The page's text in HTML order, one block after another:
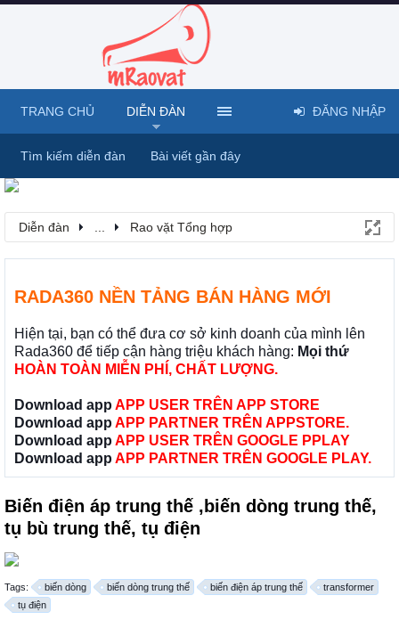
Diễn đàn Rao vặt Tổng hợp
RADA360 NỀN TẢNG BÁN HÀNG MỚI
Hiện tại, bạn có thể đưa cơ sở kinh doanh của mình lên
Rada360 để tiếp cận hàng triệu khách hàng: Mọi thứ
HOÀN TOÀN MIỄN PHÍ, CHẤT LƯỢNG.
Download app APP USER TRÊN APP STORE
Download app APP PARTNER TRÊN APPSTORE.
Download app APP USER TRÊN GOOGLE PPLAY
Download app APP PARTNER TRÊN GOOGLE PLAY.
Biến điện áp trung thế ,biến dòng trung thế,
tụ bù trung thế, tụ điện
Tags: biến dòng biến dòng trung thế biến điện áp trung thế
transformer
tụ điện
TRANG CHỦ DIỄN ĐÀN
Tìm kiếm diễn đàn Bài viết gần đây
ĐĂNG NHẬP